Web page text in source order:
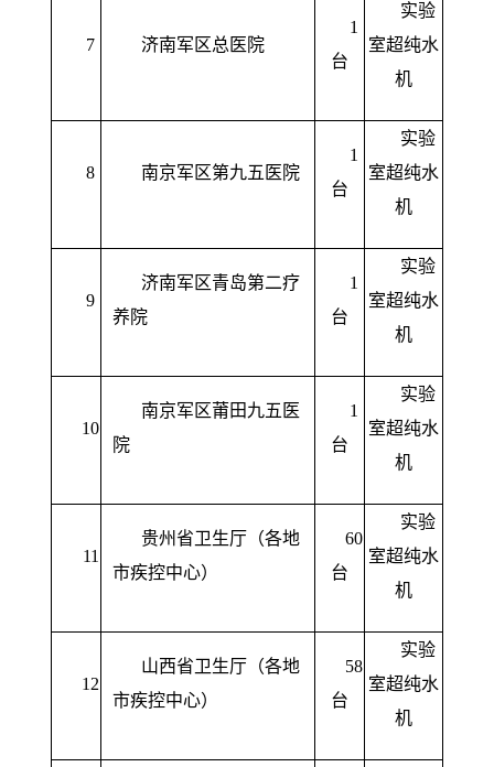
7 济南军区总医院
1
台
实验
室超纯水
机
8 南京军区第九五医院
1
台
实验
室超纯水
机
9
济南军区青岛第二疗
养院
1
台
实验
室超纯水
机
10
南京军区莆田九五医
院
1
台
实验
室超纯水
机
11
贵州省卫生厅（各地
市疾控中心）
60
台
实验
室超纯水
机
12
山西省卫生厅（各地
市疾控中心）
58
台
实验
室超纯水
机